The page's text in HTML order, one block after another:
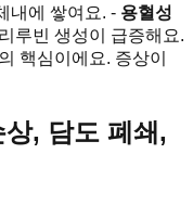
내에 쌓여요. - 용혈성
루빈 생성이 급증해요.
핵심이에요. 증상이
, 담도 폐쇄,